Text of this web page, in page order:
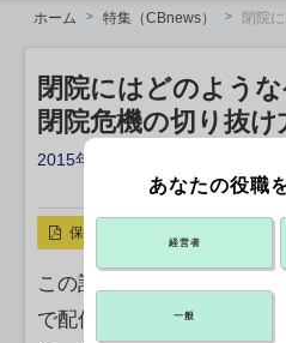
ホーム 特集（CBnews） 閉院
閉院にはどのよう
閉院危機の切り抜け
2015年11月14日 17:00
リンクをコピー
保存
この記事は2014年7月22日
で配信したものです 【宗
あなたの役職
経営者
一般